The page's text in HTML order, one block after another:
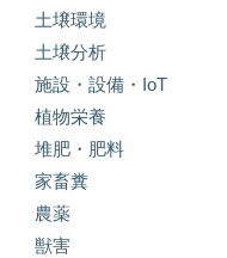
土壌環境
土壌分析
施設・設備・IoT
植物栄養
堆肥・肥料
家畜糞
農薬
獣害